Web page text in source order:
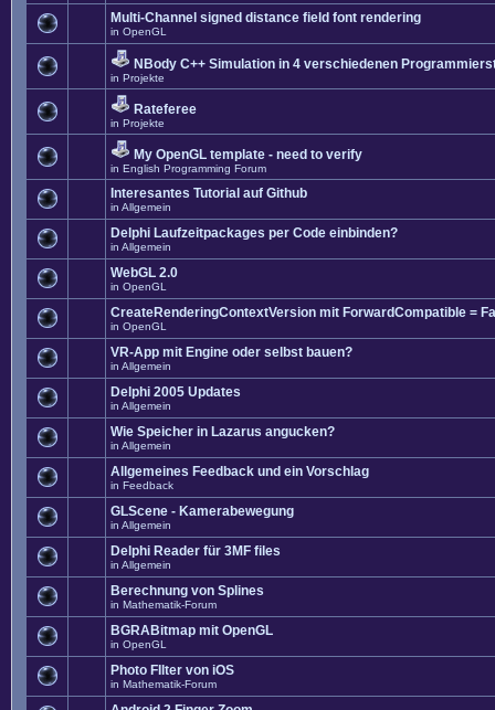
Multi-Channel signed distance field font rendering
in OpenGL
NBody C++ Simulation in 4 verschiedenen
in Projekte
Rateferee
in Projekte
My OpenGL template - need to verify
in English Programming Forum
Interesantes Tutorial auf Github
in Allgemein
Delphi Laufzeitpackages per Code einbinden?
in Allgemein
WebGL 2.0
in OpenGL
CreateRenderingContextVersion mit ForwardCompatible =
in OpenGL
VR-App mit Engine oder selbst bauen?
in Allgemein
Delphi 2005 Updates
in Allgemein
Wie Speicher in Lazarus angucken?
in Allgemein
Allgemeines Feedback und ein Vorschlag
in Feedback
GLScene - Kamerabewegung
in Allgemein
Delphi Reader für 3MF files
in Allgemein
Berechnung von Splines
in Mathematik-Forum
BGRABitmap mit OpenGL
in OpenGL
Photo FIlter von iOS
in Mathematik-Forum